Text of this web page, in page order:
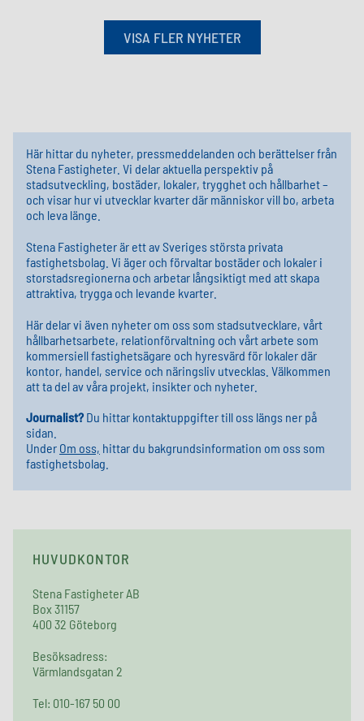
VISA FLER NYHETER
Här hittar du nyheter, pressmeddelanden och berättelser från
Stena Fastigheter. Vi delar aktuella perspektiv på
stadsutveckling, bostäder, lokaler, trygghet och hållbarhet –
och visar hur vi utvecklar kvarter där människor vill bo, arbeta
och leva länge.
Stena Fastigheter är ett av Sveriges största privata
fastighetsbolag. Vi äger och förvaltar bostäder och lokaler i
storstadsregionerna och arbetar långsiktigt med att skapa
attraktiva, trygga och levande kvarter.
Här delar vi även nyheter om oss som stadsutvecklare, vårt
hållbarhetsarbete, relationförvaltning och vårt arbete som
kommersiell fastighetsägare och hyresvärd för lokaler där
kontor, handel, service och näringsliv utvecklas. Välkommen
att ta del av våra projekt, insikter och nyheter.
Journalist? Du hittar kontaktuppgifter till oss längs ner på
sidan.
Under Om oss, hittar du bakgrundsinformation om oss som
fastighetsbolag.
HUVUDKONTOR
Stena Fastigheter AB
Box 31157
400 32 Göteborg
Besöksadress:
Värmlandsgatan 2
Tel: 010-167 50 00